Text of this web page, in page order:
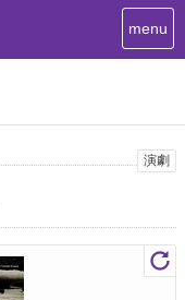
T
o
i
g
menu
演劇